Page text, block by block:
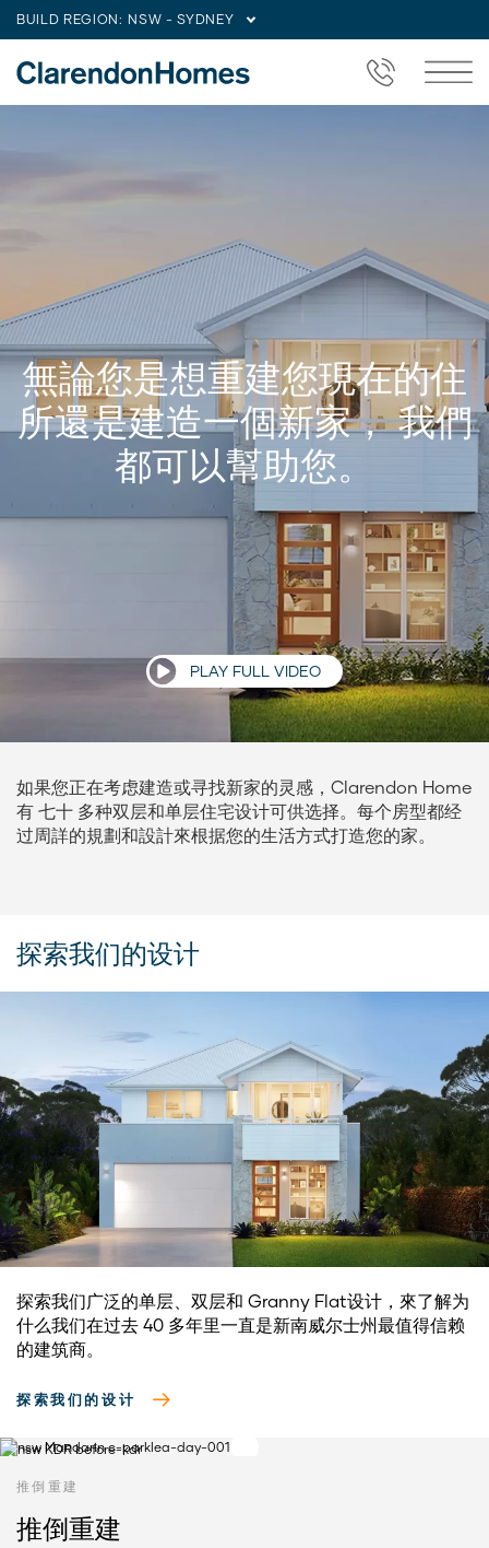
BUILD REGION: NSW - SYDNEY
PLAY FULL VIDEO
無論您是想重建您現在的住
所還是建造一個新家， 我們
都可以幫助您。
如果您正在考虑建造或寻找新家的灵感，Clarendon Home
有 七十 多种双层和单层住宅设计可供选择。每个房型都经
过周詳的規劃和設計來根据您的生活方式打造您的家。
探索我们的设计
探索我们广泛的单层、双层和 Granny Flat设计，來了解为
什么我们在过去 40 多年里一直是新南威尔士州最值得信赖
的建筑商。
探索我们的设计
推倒重建
推倒重建